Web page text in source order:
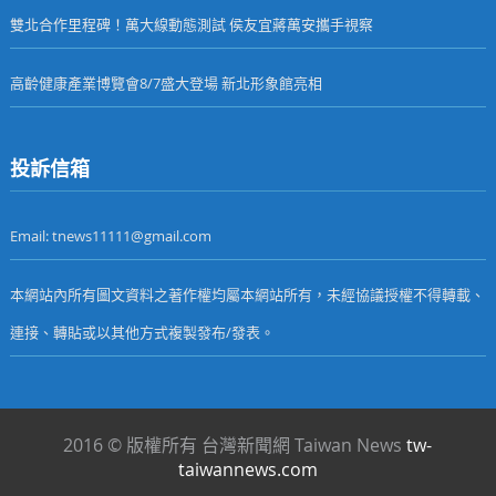
雙北合作里程碑！萬大線動態測試 侯友宜蔣萬安攜手視察
高齡健康產業博覽會8/7盛大登場 新北形象館亮相
投訴信箱
Email: tnews11111@gmail.com
本網站內所有圖文資料之著作權均屬本網站所有，未經協議授權不得轉載、
連接、轉貼或以其他方式複製發布/發表。
2016 © 版權所有 台灣新聞網 Taiwan Newstw-
taiwannews.com